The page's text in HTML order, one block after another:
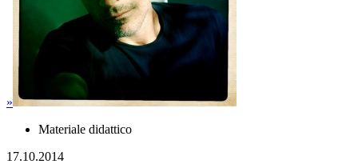
»
Materiale didattico
17.10.2014